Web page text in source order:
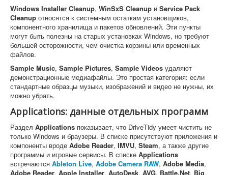
Windows Installer Cleanup, WinSxS Cleanup и Service Pack
Cleanup относятся к системным остаткам установщиков,
компонентного хранилища и пакетов обновлений. Эти пункты
могут быть полезны на старых установках Windows, но требуют
большей осторожности, чем очистка корзины или временных
файлов.
Sample Music, Sample Pictures, Sample Videos удаляют
демонстрационные медиафайлы. Это простая категория: если
стандартные образцы музыки, изображений и видео не нужны, их
можно убрать.
Applications: данные отдельных программ
Раздел Applications показывает, что DriveTidy умеет чистить не
только Windows и браузеры. В списке присутствуют приложения и
компоненты вроде Adobe Reader, IMVU, Steam, а также другие
программы и игровые сервисы. В списке Applications
встречаются Ableton Live, Adobe Camera RAW, Adobe Media,
Adobe Reader, Apple Installer, AutoDesk, AVG, Battle.Net, Big